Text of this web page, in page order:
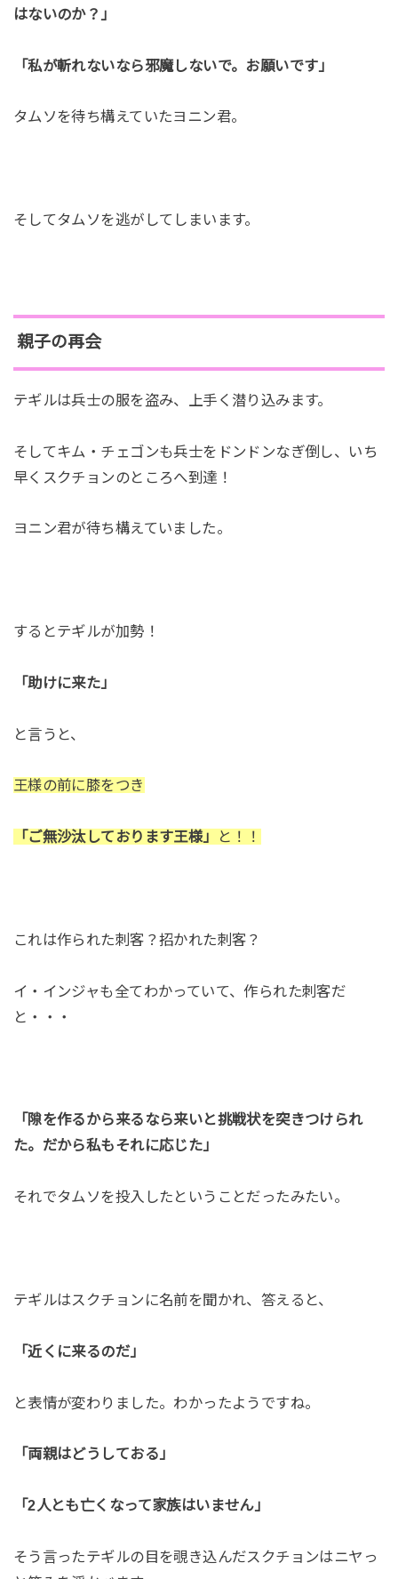
はないのか？」
「私が斬れないなら邪魔しないで。お願いです」
タムソを待ち構えていたヨニン君。
そしてタムソを逃がしてしまいます。
親子の再会
テギルは兵士の服を盗み、上手く潜り込みます。
そしてキム・チェゴンも兵士をドンドンなぎ倒し、いち
早くスクチョンのところへ到達！
ヨニン君が待ち構えていました。
するとテギルが加勢！
「助けに来た」
と言うと、
王様の前に膝をつき
「ご無沙汰しております王様」 と！！
これは作られた刺客？招かれた刺客？
イ・インジャも全てわかっていて、作られた刺客だ
と・・・
「隙を作るから来るなら来いと挑戦状を突きつけられ
た。だから私もそれに応じた」
それでタムソを投入したということだったみたい。
テギルはスクチョンに名前を聞かれ、答えると、
「近くに来るのだ」
と表情が変わりました。わかったようですね。
「両親はどうしておる」
「2人とも亡くなって家族はいません」
そう言ったテギルの目を覗き込んだスクチョンはニヤっ